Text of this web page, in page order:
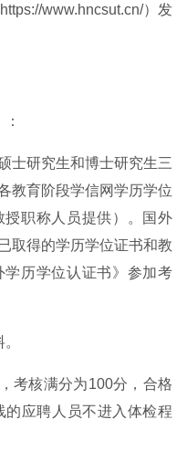
www.hncsut.cn/）发
士研究生和博士研究生三
教育阶段学信网学历学位
职称人员提供）。国外
取得的学历学位证书和教
历学位认证书》参加考
考核满分为100分，合格
应聘人员不进入体检程